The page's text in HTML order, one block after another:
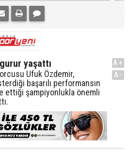
yaşattı
Ufuk Özdemir,
başarılı performansın
ettiği şampiyonlukla önemli
A+
A-